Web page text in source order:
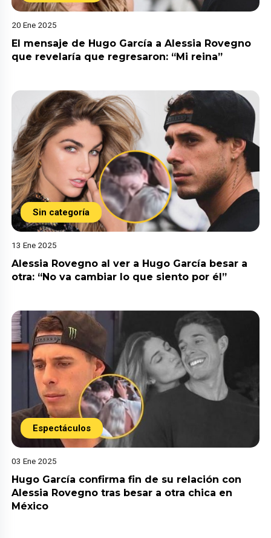
20 Ene 2025
El mensaje de Hugo García a Alessia Rovegno
que revelaría que regresaron: “Mi reina”
Sin categoría
13 Ene 2025
Alessia Rovegno al ver a Hugo García besar a
otra: “No va cambiar lo que siento por él”
Espectáculos
03 Ene 2025
Hugo García confirma fin de su relación con
Alessia Rovegno tras besar a otra chica en
México